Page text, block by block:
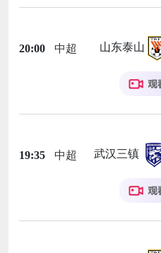
20:00 中超 山东泰山
19:35 中超 武汉三镇